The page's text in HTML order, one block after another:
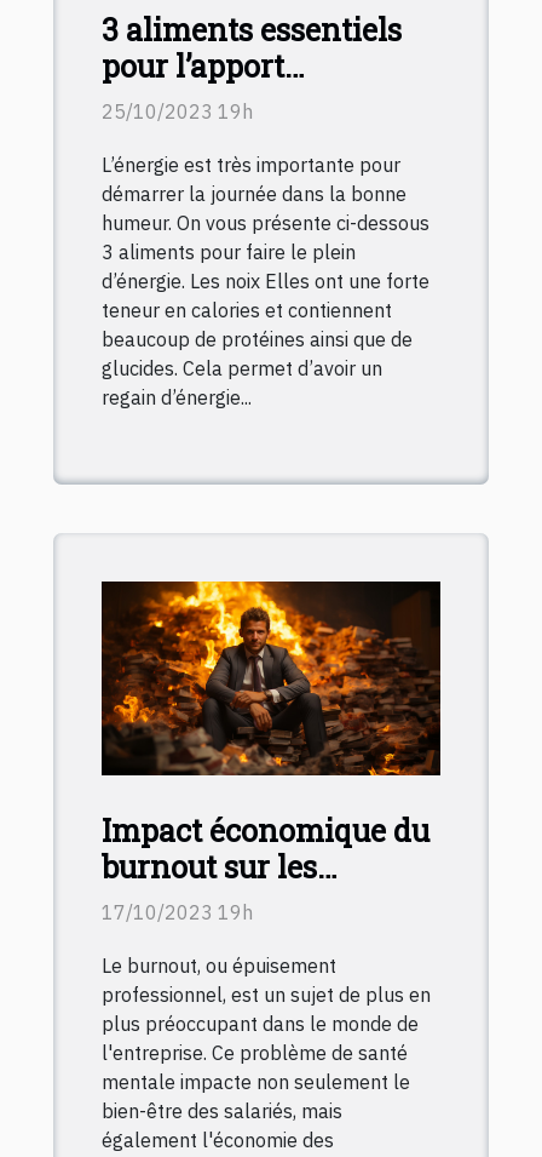
3 aliments essentiels
pour l’apport
énergétique
25/10/2023 19h
L’énergie est très importante pour
démarrer la journée dans la bonne
humeur. On vous présente ci-dessous
3 aliments pour faire le plein
d’énergie. Les noix Elles ont une forte
teneur en calories et contiennent
beaucoup de protéines ainsi que de
glucides. Cela permet d’avoir un
regain d’énergie...
Impact économique du
burnout sur les
entreprises : comment
17/10/2023 19h
Le burnout, ou épuisement
professionnel, est un sujet de plus en
plus préoccupant dans le monde de
l'entreprise. Ce problème de santé
mentale impacte non seulement le
bien-être des salariés, mais
également l'économie des